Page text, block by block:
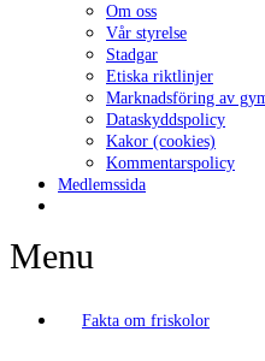
Om oss
Vår styrelse
Stadgar
Etiska riktlinjer
Marknadsföring av
Dataskyddspolicy
Kakor (cookies)
Kommentarspolicy
Medlemssida
Menu
Fakta om friskolor